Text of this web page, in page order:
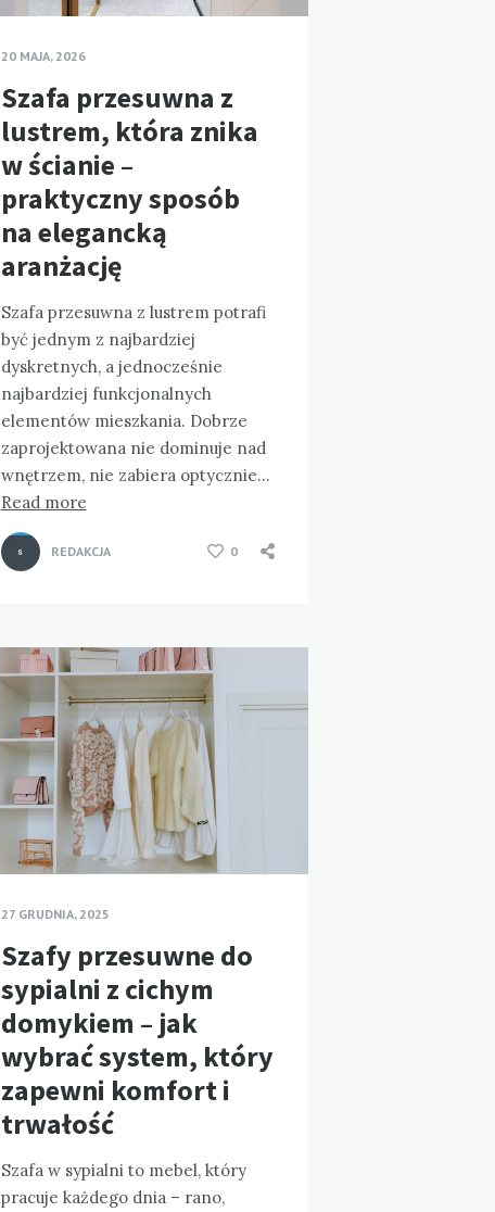
20 MAJA, 2026
Szafa przesuwna z
lustrem, która znika
w ścianie –
praktyczny sposób
na elegancką
aranżację
Szafa przesuwna z lustrem potrafi
być jednym z najbardziej
dyskretnych, a jednocześnie
najbardziej funkcjonalnych
elementów mieszkania. Dobrze
zaprojektowana nie dominuje nad
wnętrzem, nie zabiera optycznie…
Read more
REDAKCJA 0
27 GRUDNIA, 2025
Szafy przesuwne do
sypialni z cichym
domykiem – jak
wybrać system, który
zapewni komfort i
trwałość
Szafa w sypialni to mebel, który
pracuje każdego dnia – rano,